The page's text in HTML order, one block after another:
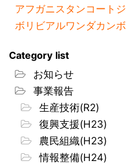
アフガニスタンコート
ボリビアルワンダカン
Category list
お知らせ
事業報告
生産技術(R2)
復興支援(H23)
農民組織(H23)
情報整備(H24)